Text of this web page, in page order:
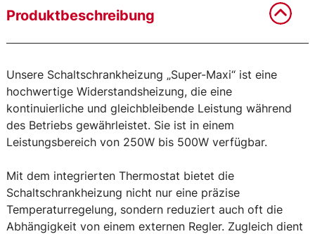
Produktbeschreibung
Unsere Schaltschrankheizung „Super-Maxi“ ist eine
hochwertige Widerstandsheizung, die eine
kontinuierliche und gleichbleibende Leistung während
des Betriebs gewährleistet. Sie ist in einem
Leistungsbereich von 250W bis 500W verfügbar.
Mit dem integrierten Thermostat bietet die
Schaltschrankheizung nicht nur eine präzise
Temperaturregelung, sondern reduziert auch oft die
Abhängigkeit von einem externen Regler. Zugleich dient